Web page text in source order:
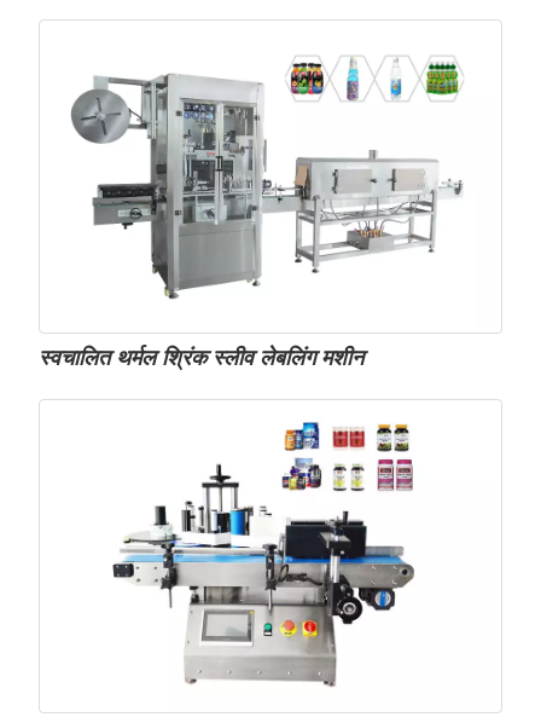
स्वचालित थर्मल श्रिंक स्लीव लेबलिंग मशीन